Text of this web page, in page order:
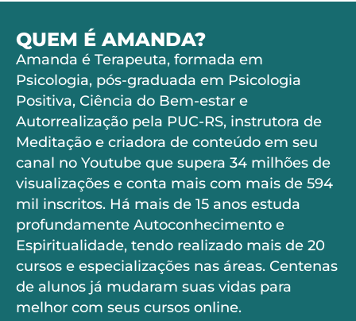
QUEM É AMANDA?
Amanda é Terapeuta, formada em
Psicologia, pós-graduada em Psicologia
Positiva, Ciência do Bem-estar e
Autorrealização pela PUC-RS, instrutora de
Meditação e criadora de conteúdo em seu
canal no Youtube que supera 34 milhões de
visualizações e conta mais com mais de 594
mil inscritos. Há mais de 15 anos estuda
profundamente Autoconhecimento e
Espiritualidade, tendo realizado mais de 20
cursos e especializações nas áreas. Centenas
de alunos já mudaram suas vidas para
melhor com seus cursos online.